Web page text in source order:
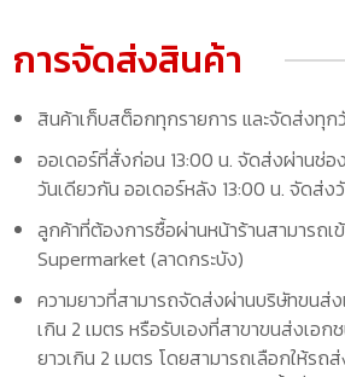
การจัดส่งสินค้า
สินค้าเก็บสต็อกทุกรายการ และจัดส่งทุ
ออเดอร์ที่สั่งก่อน 13:00 น. จัดส่งผ่านช่อ
วันเดียวกัน ออเดอร์หลัง 13:00 น. จัดส่ง
ลูกค้าที่ต้องการซื้อผ่านหน้าร้านสามารถเ
Supermarket (ลาดกระบัง)
ความยาวที่สามารถจัดส่งผ่านบริษัทขนส่
เกิน 2 เมตร หรือรับเองที่สาขาขนส่งเอ
ยาวเกิน 2 เมตร โดยสามารถเลือกให้ร